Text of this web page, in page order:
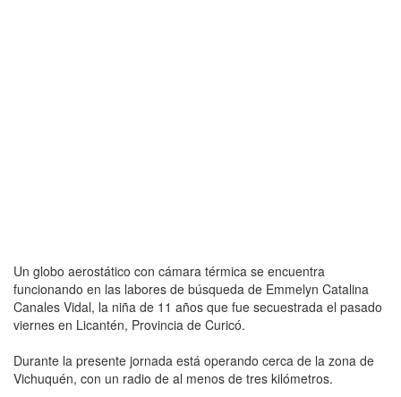
Un globo aerostático con cámara térmica se encuentra
funcionando en las labores de búsqueda de Emmelyn Catalina
Canales Vidal, la niña de 11 años que fue secuestrada el pasado
viernes en Licantén, Provincia de Curicó.
Durante la presente jornada está operando cerca de la zona de
Vichuquén, con un radio de al menos de tres kilómetros.